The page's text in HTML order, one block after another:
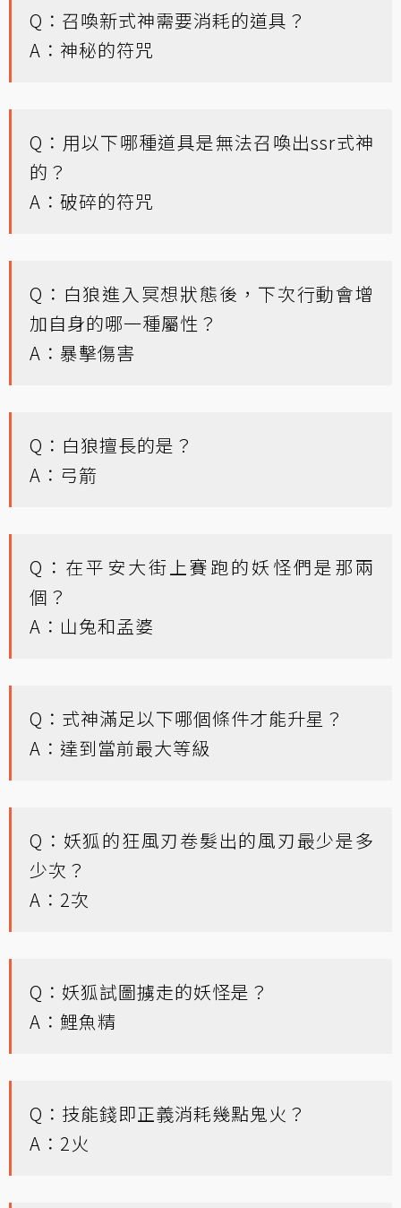
Q：召喚新式神需要消耗的道具？
A：神秘的符咒
Q：用以下哪種道具是無法召喚出ssr式神
的？
A：破碎的符咒
Q：白狼進入冥想狀態後，下次行動會增
加自身的哪一種屬性？
A：暴擊傷害
Q：白狼擅長的是？
A：弓箭
Q：在平安大街上賽跑的妖怪們是那兩
個？
A：山兔和孟婆
Q：式神滿足以下哪個條件才能升星？
A：達到當前最大等級
Q：妖狐的狂風刃卷髮出的風刃最少是多
少次？
A：2次
Q：妖狐試圖擄走的妖怪是？
A：鯉魚精
Q：技能錢即正義消耗幾點鬼火？
A：2火